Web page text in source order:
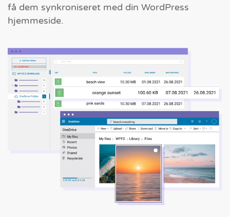
få dem synkroniseret med din WordPress
hjemmeside.